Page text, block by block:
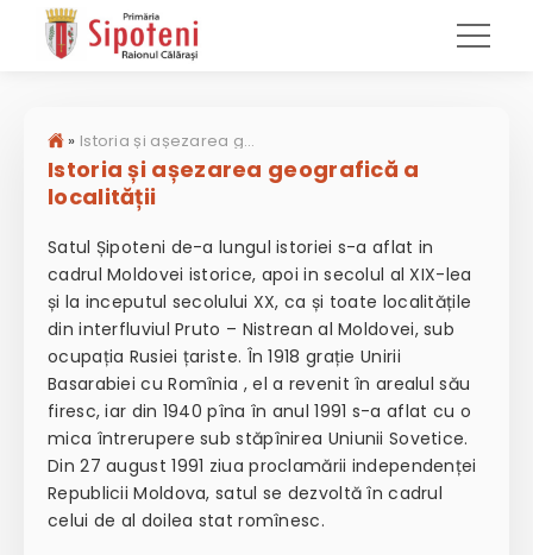
» Istoria și așezarea geografică a localității
Istoria și așezarea geografică a
localității
Satul Șipoteni de-a lungul istoriei s-a aflat in
cadrul Moldovei istorice, apoi in secolul al XIX-lea
și la inceputul secolului XX, ca și toate localitățile
din interfluviul Pruto – Nistrean al Moldovei, sub
ocupația Rusiei țariste. În 1918 grație Unirii
Basarabiei cu Romînia , el a revenit în arealul său
firesc, iar din 1940 pîna în anul 1991 s-a aflat cu o
mica întrerupere sub stăpînirea Uniunii Sovetice.
Din 27 august 1991 ziua proclamării independenței
Republicii Moldova, satul se dezvoltă în cadrul
celui de al doilea stat romînesc.